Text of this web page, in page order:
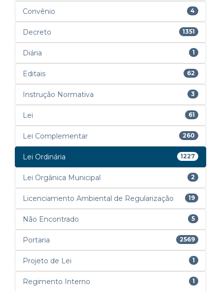
Convênio 4
Decreto 1351
Diária 1
Editais 62
Instrução Normativa 3
Lei 61
Lei Complementar 260
Lei Ordinária 1227
Lei Orgânica Municipal 2
Licenciamento Ambiental de Regularização 19
Não Encontrado 5
Portaria 2569
Projeto de Lei 1
Regimento Interno 1